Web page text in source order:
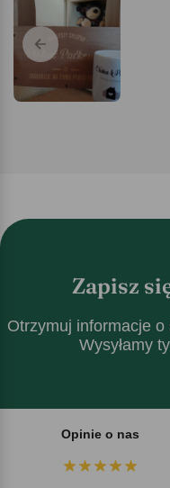
Zapisz
Otrzymuj informacje
Wysyłamy
Opinie o nas